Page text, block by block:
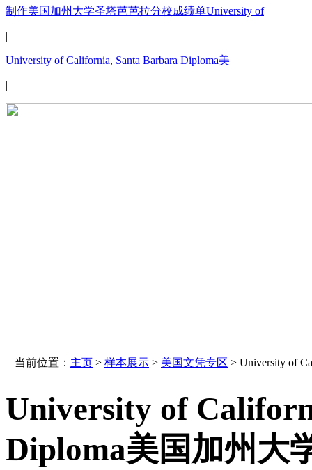
制作美国加州大学圣塔芭芭拉分校成绩单University of
|
University of California, Santa Barbara Diploma美
|
当前位置： 主页 > 样本展示 > 美国文凭专区 > University of
University of
Diploma美国加州大